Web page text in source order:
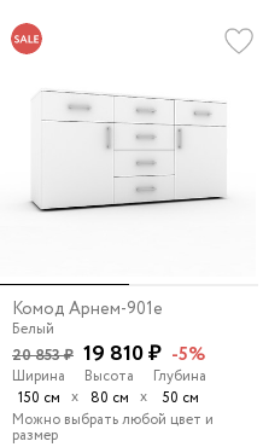
Комод Арнем-901e
Белый
20 853 ₽ 19 810 ₽ -5%
Ширина
150 см х
Высота
80 см х
Глубина
50 см
Можно выбрать любой цвет и
размер